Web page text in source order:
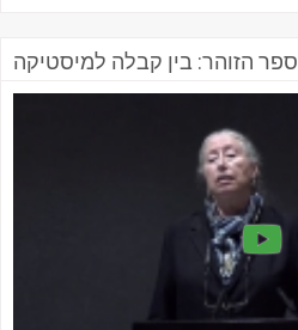
ספר הזוהר: בין קבלה למיסטיקה